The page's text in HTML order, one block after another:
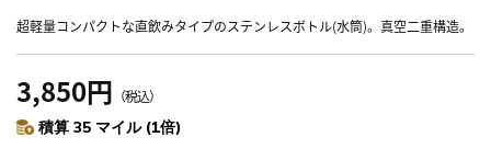
超軽量コンパクトな直飲みタイプのステンレスボトル(水筒)。真空二重構造。
3,850円 （税込）
積算 35 マイル (1倍)